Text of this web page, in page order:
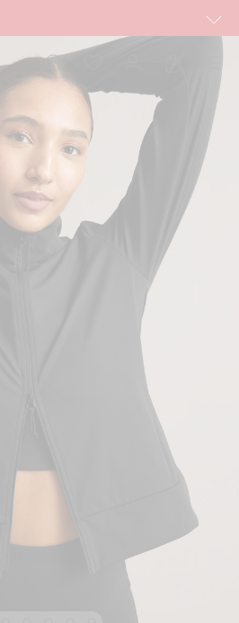
produktów włączonych w ofertę, również z
i Newbie oraz na kappahl.com. Ofert
Niemowlę